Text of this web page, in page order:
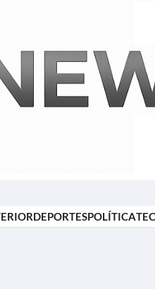
DEPORTESPOLÍTICA